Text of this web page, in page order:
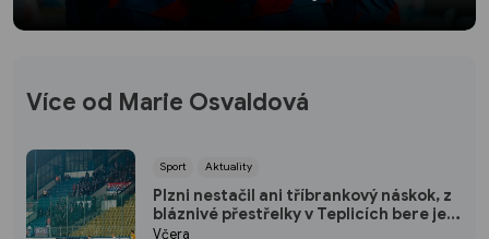
Více od Marie Osvaldová
Sport Aktuality
Plzni nestačil ani tříbrankový náskok, z
bláznivé přestřelky v Teplicích bere jen
bod
Včera